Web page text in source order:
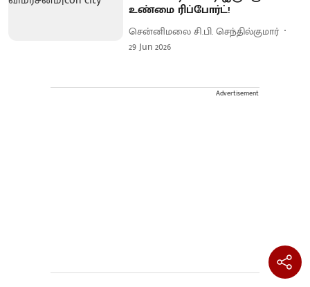
உண்மை ரிப்போர்ட்!
சென்னிமலை சி.பி. செந்தில்குமார்
29 Jun 2026
Advertisement